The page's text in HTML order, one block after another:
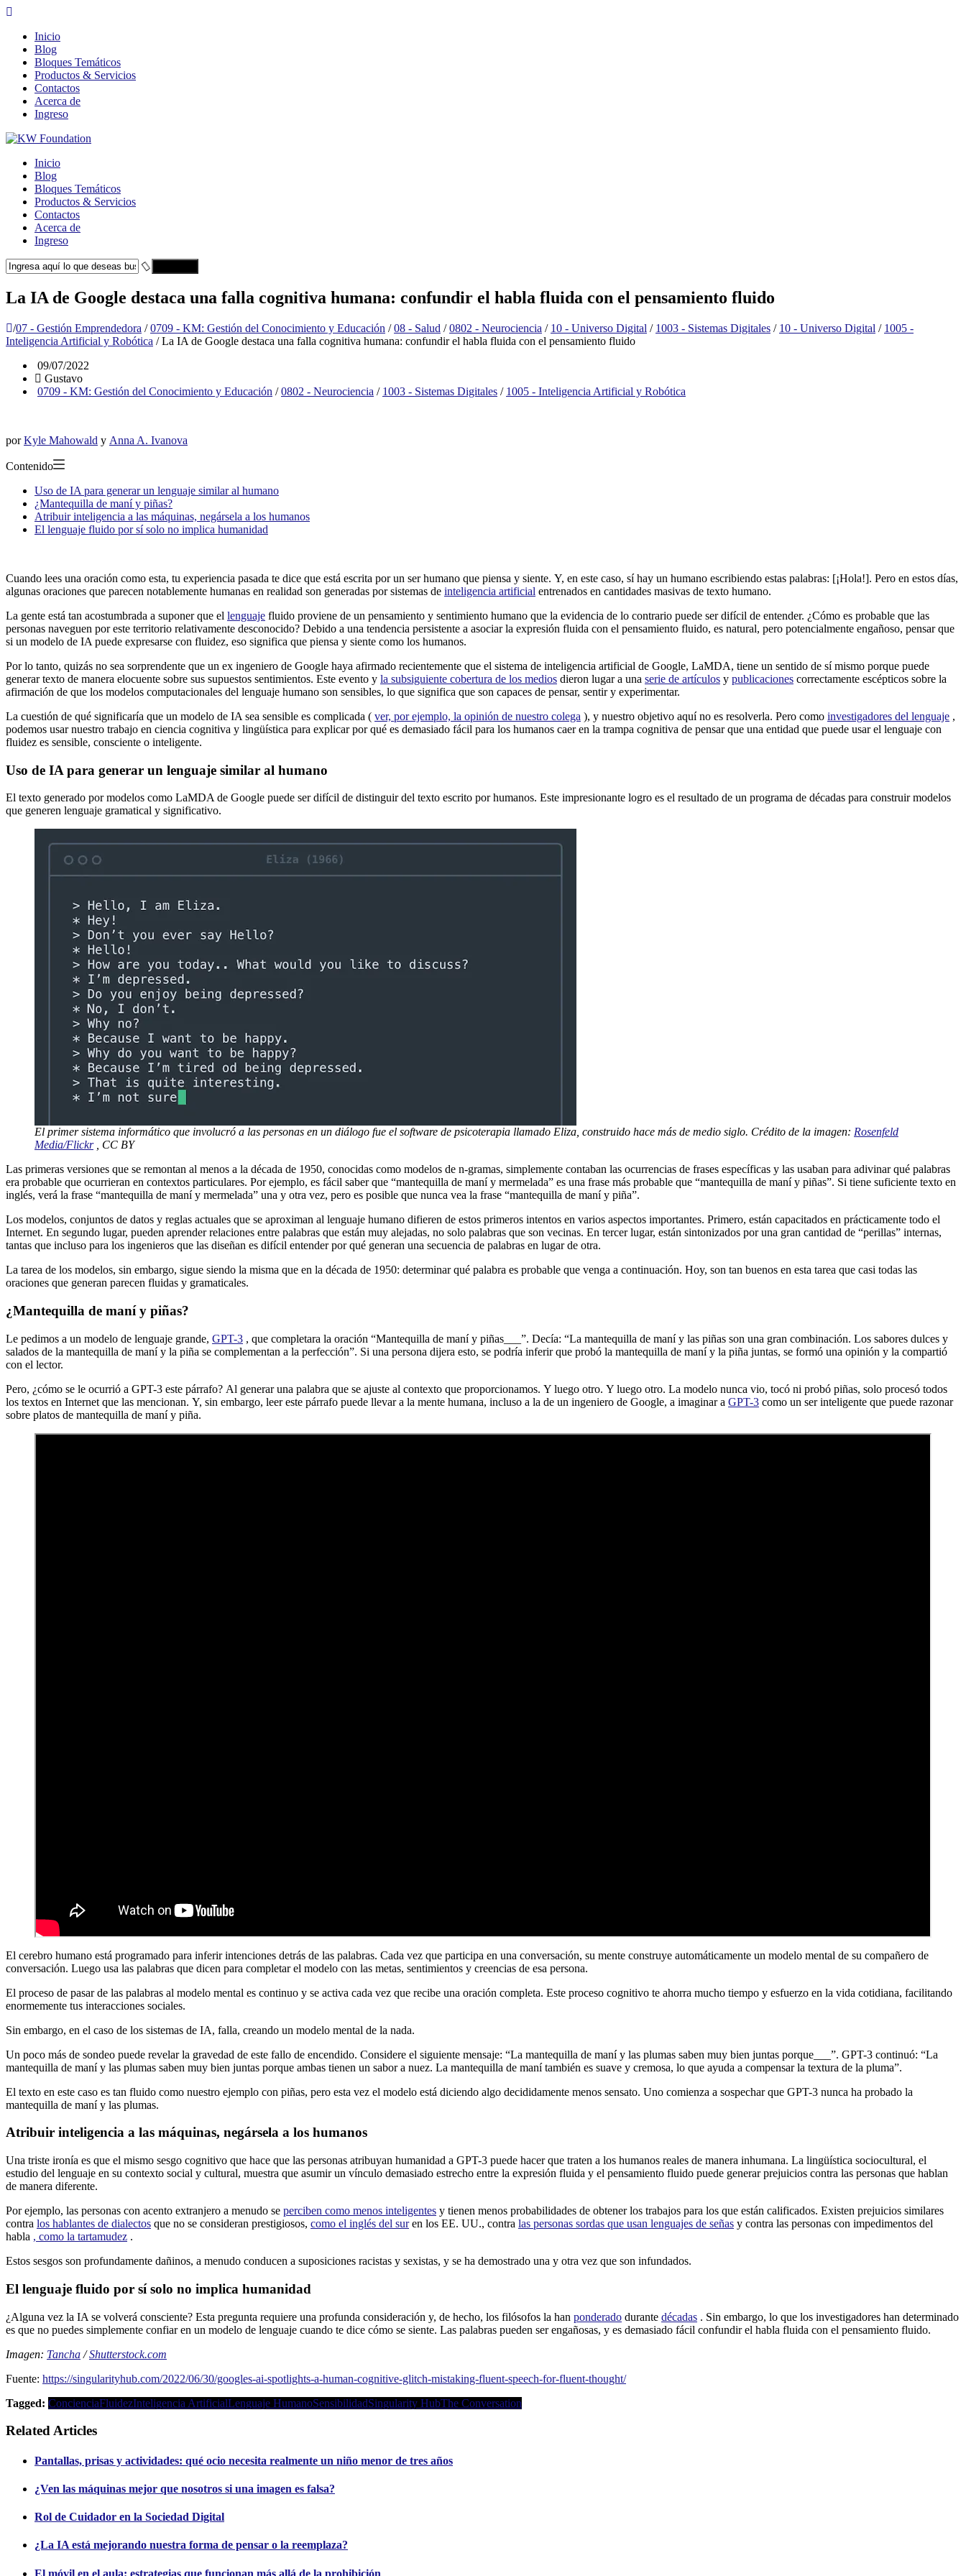
Inicio
Blog
Bloques Temáticos
Productos & Servicios
Contactos
Acerca de
Ingreso
Inicio
Blog
Bloques Temáticos
Productos & Servicios
Contactos
Acerca de
Ingreso
La IA de Google destaca una falla cognitiva humana: confundir el habla fluida con el pensamiento fluido
/07 - Gestión Emprendedora / 0709 - KM: Gestión del Conocimiento y Educación / 08 - Salud / 0802 - Neurociencia / 10 - Universo Digital / 1003 - Sistemas Digitales / 10 - Universo Digital / 1005 -
Inteligencia Artificial y Robótica /La IA de Google destaca una falla cognitiva humana: confundir el habla fluida con el pensamiento fluido
09/07/2022
Gustavo
0709 - KM: Gestión del Conocimiento y Educación /0802 - Neurociencia / 1003 - Sistemas Digitales / 1005 - Inteligencia Artificial y Robótica
porKyle Mahowald y Anna A. Ivanova
Contenido
Uso de IA para generar un lenguaje similar al humano
¿Mantequilla de maní y piñas?
Atribuir inteligencia a las máquinas, negársela a los humanos
El lenguaje fluido por sí solo no implica humanidad
Cuando lees una oración como esta, tu experiencia pasada te dice que está escrita por un ser humano que piensa y siente. Y, en este caso, sí hay un humano escribiendo estas palabras: [¡Hola!]. Pero en estos días,
algunas oraciones que parecen notablemente humanas en realidad son generadas por sistemas de inteligencia artificial entrenados en cantidades masivas de texto humano.
La gente está tan acostumbrada a suponer que el lenguaje fluido proviene de un pensamiento y sentimiento humano que la evidencia de lo contrario puede ser difícil de entender. ¿Cómo es probable que las
personas naveguen por este territorio relativamente desconocido? Debido a una tendencia persistente a asociar la expresión fluida con el pensamiento fluido, es natural, pero potencialmente engañoso, pensar que
si un modelo de IA puede expresarse con fluidez, eso significa que piensa y siente como los humanos.
Por lo tanto, quizás no sea sorprendente que un ex ingeniero de Google haya afirmado recientemente que el sistema de inteligencia artificial de Google, LaMDA, tiene un sentido de sí mismo porque puede
generar texto de manera elocuente sobre sus supuestos sentimientos. Este evento y la subsiguiente cobertura de los medios dieron lugar a una serie de artículos y publicaciones correctamente escépticos sobre la
afirmación de que los modelos computacionales del lenguaje humano son sensibles, lo que significa que son capaces de pensar, sentir y experimentar.
La cuestión de qué significaría que un modelo de IA sea sensible es complicada ( ver, por ejemplo, la opinión de nuestro colega ), y nuestro objetivo aquí no es resolverla. Pero como investigadores del lenguaje ,
podemos usar nuestro trabajo en ciencia cognitiva y lingüística para explicar por qué es demasiado fácil para los humanos caer en la trampa cognitiva de pensar que una entidad que puede usar el lenguaje con
fluidez es sensible, consciente o inteligente.
Uso de IA para generar un lenguaje similar al humano
El texto generado por modelos como LaMDA de Google puede ser difícil de distinguir del texto escrito por humanos. Este impresionante logro es el resultado de un programa de décadas para construir modelos
que generen lenguaje gramatical y significativo.
El primer sistema informático que involucró a las personas en un diálogo fue el software de psicoterapia llamado Eliza, construido hace más de medio siglo. Crédito de la imagen: Rosenfeld
Media/Flickr, CC BY
Las primeras versiones que se remontan al menos a la década de 1950, conocidas como modelos de n-gramas, simplemente contaban las ocurrencias de frases específicas y las usaban para adivinar qué palabras
era probable que ocurrieran en contextos particulares. Por ejemplo, es fácil saber que “mantequilla de maní y mermelada” es una frase más probable que “mantequilla de maní y piñas”. Si tiene suficiente texto en
inglés, verá la frase “mantequilla de maní y mermelada” una y otra vez, pero es posible que nunca vea la frase “mantequilla de maní y piña”.
Los modelos, conjuntos de datos y reglas actuales que se aproximan al lenguaje humano difieren de estos primeros intentos en varios aspectos importantes. Primero, están capacitados en prácticamente todo el
Internet. En segundo lugar, pueden aprender relaciones entre palabras que están muy alejadas, no solo palabras que son vecinas. En tercer lugar, están sintonizados por una gran cantidad de “perillas” internas,
tantas que incluso para los ingenieros que las diseñan es difícil entender por qué generan una secuencia de palabras en lugar de otra.
La tarea de los modelos, sin embargo, sigue siendo la misma que en la década de 1950: determinar qué palabra es probable que venga a continuación. Hoy, son tan buenos en esta tarea que casi todas las
oraciones que generan parecen fluidas y gramaticales.
¿Mantequilla de maní y piñas?
Le pedimos a un modelo de lenguaje grande, GPT-3 , que completara la oración “Mantequilla de maní y piñas___”. Decía: “La mantequilla de maní y las piñas son una gran combinación. Los sabores dulces y
salados de la mantequilla de maní y la piña se complementan a la perfección”. Si una persona dijera esto, se podría inferir que probó la mantequilla de maní y la piña juntas, se formó una opinión y la compartió
con el lector.
Pero, ¿cómo se le ocurrió a GPT-3 este párrafo? Al generar una palabra que se ajuste al contexto que proporcionamos. Y luego otro. Y luego otro. La modelo nunca vio, tocó ni probó piñas, solo procesó todos
los textos en Internet que las mencionan. Y, sin embargo, leer este párrafo puede llevar a la mente humana, incluso a la de un ingeniero de Google, a imaginar a GPT-3 como un ser inteligente que puede razonar
sobre platos de mantequilla de maní y piña.
El cerebro humano está programado para inferir intenciones detrás de las palabras. Cada vez que participa en una conversación, su mente construye automáticamente un modelo mental de su compañero de
conversación. Luego usa las palabras que dicen para completar el modelo con las metas, sentimientos y creencias de esa persona.
El proceso de pasar de las palabras al modelo mental es continuo y se activa cada vez que recibe una oración completa. Este proceso cognitivo te ahorra mucho tiempo y esfuerzo en la vida cotidiana, facilitando
enormemente tus interacciones sociales.
Sin embargo, en el caso de los sistemas de IA, falla, creando un modelo mental de la nada.
Un poco más de sondeo puede revelar la gravedad de este fallo de encendido. Considere el siguiente mensaje: “La mantequilla de maní y las plumas saben muy bien juntas porque___”. GPT-3 continuó: “La
mantequilla de maní y las plumas saben muy bien juntas porque ambas tienen un sabor a nuez. La mantequilla de maní también es suave y cremosa, lo que ayuda a compensar la textura de la pluma”.
El texto en este caso es tan fluido como nuestro ejemplo con piñas, pero esta vez el modelo está diciendo algo decididamente menos sensato. Uno comienza a sospechar que GPT-3 nunca ha probado la
mantequilla de maní y las plumas.
Atribuir inteligencia a las máquinas, negársela a los humanos
Una triste ironía es que el mismo sesgo cognitivo que hace que las personas atribuyan humanidad a GPT-3 puede hacer que traten a los humanos reales de manera inhumana. La lingüística sociocultural, el
estudio del lenguaje en su contexto social y cultural, muestra que asumir un vínculo demasiado estrecho entre la expresión fluida y el pensamiento fluido puede generar prejuicios contra las personas que hablan
de manera diferente.
Por ejemplo, las personas con acento extranjero a menudo se perciben como menos inteligentes y tienen menos probabilidades de obtener los trabajos para los que están calificados. Existen prejuicios similares
contra los hablantes de dialectos que no se consideran prestigiosos, como el inglés del suren los EE. UU., contra las personas sordas que usan lenguajes de señas y contra las personas con impedimentos del
habla , como la tartamudez .
Estos sesgos son profundamente dañinos, a menudo conducen a suposiciones racistas y sexistas, y se ha demostrado una y otra vez que son infundados.
El lenguaje fluido por sí solo no implica humanidad
¿Alguna vez la IA se volverá consciente? Esta pregunta requiere una profunda consideración y, de hecho, los filósofos la han ponderado durante décadas . Sin embargo, lo que los investigadores han determinado
es que no puedes simplemente confiar en un modelo de lenguaje cuando te dice cómo se siente. Las palabras pueden ser engañosas, y es demasiado fácil confundir el habla fluida con el pensamiento fluido.
Imagen: Tancha /Shutterstock.com
Fuente: https://singularityhub.com/2022/06/30/googles-ai-spotlights-a-human-cognitive-glitch-mistaking-fluent-speech-for-fluent-thought/
Tagged: ConcienciaFluidezInteligencia ArtificialLenguaje HumanoSensibilidadSingularity HubThe Conversation
Related Articles
Pantallas, prisas y actividades: qué ocio necesita realmente un niño menor de tres años
¿Ven las máquinas mejor que nosotros si una imagen es falsa?
Rol de Cuidador en la Sociedad Digital
¿La IA está mejorando nuestra forma de pensar o la reemplaza?
El móvil en el aula: estrategias que funcionan más allá de la prohibición